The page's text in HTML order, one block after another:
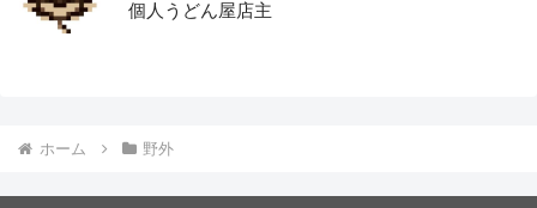
個人うどん屋店主
ホーム 野外